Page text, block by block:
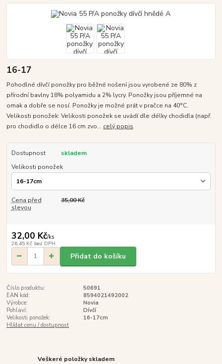
16-17
Pohodlné dívčí ponožky pro běžné nošení jsou vyrobené ze 80% z
přírodní bavlny 18% polyamidu a 2% lycry. Ponožky jsou příjemné na
omak a dobře se nosí. Ponožky je možné prát v pračce na 40°C.
Velikosti ponožek: Velikosti ponožek se uvádí dle délky chodidla (např.
pro chodidlo o délce 16 cm zvo... celý popis
Dostupnost
skladem
Velikosti ponožek
Cena před
slevou
35,00 Kč
32,00 Kč/ks
26,45 Kč bez DPH
Přidat do košíku
Číslo produktu:
50691
EAN kód:
8594021492002
Výrobce:
Novia
Pohlaví:
Dívčí
Velikosti ponožek:
16-17cm
Hlídat cenu / dostupnost
Veškeré položky skladem